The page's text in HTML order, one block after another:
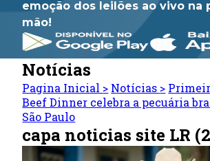
emoção dos leilões ao vivo na
mão!
Notícias
Pagina Inicial > Notícias >
Beef Dinner celebra a pecuária
São Paulo
capa noticias site LR